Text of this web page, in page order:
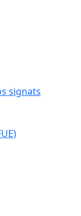
signats